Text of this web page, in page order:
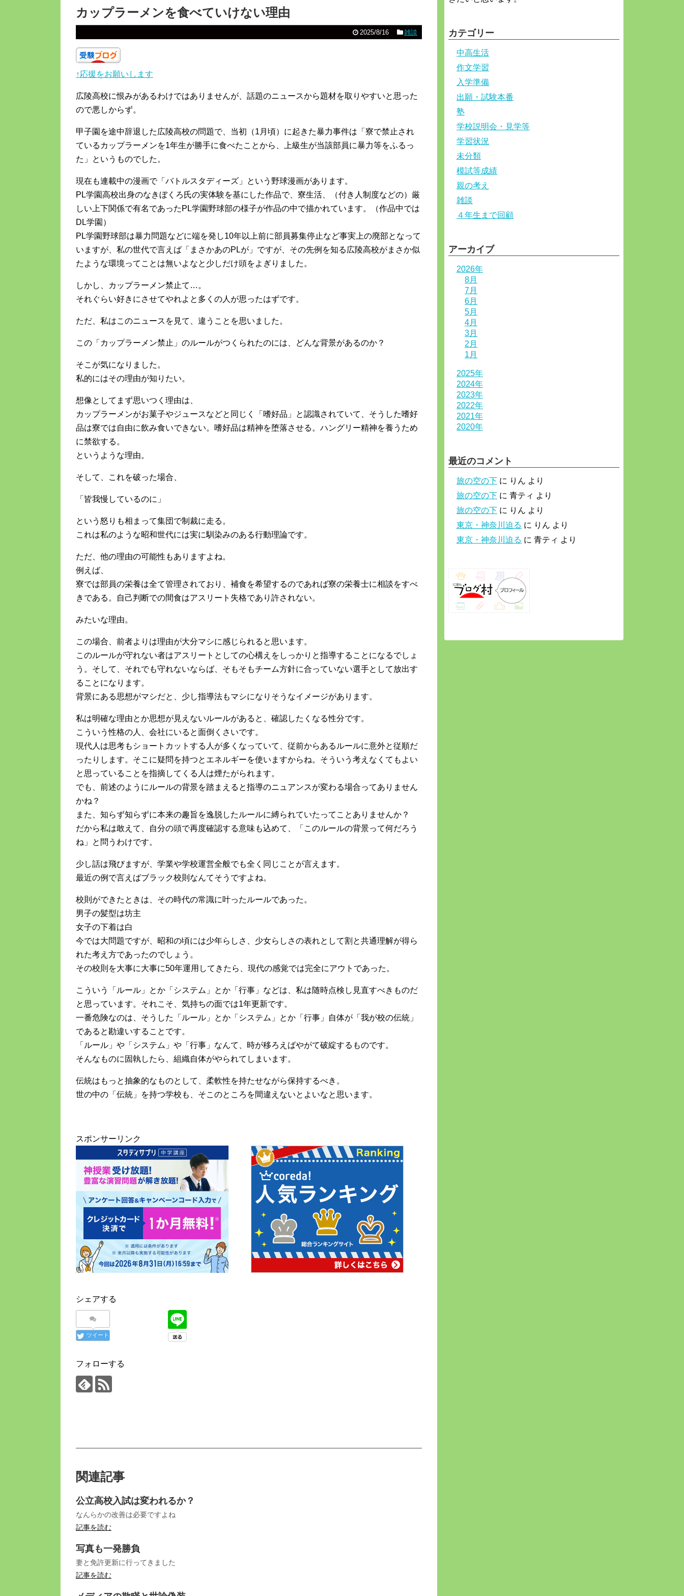
カップラーメンを食べていけない理由
2025/8/16 雑談
↑応援をお願いします
広陵高校に恨みがあるわけではありませんが、話題のニュースから題材を取りやすいと思った
ので悪しからず。
甲子園を途中辞退した広陵高校の問題で、当初（1月頃）に起きた暴力事件は「寮で禁止され
ているカップラーメンを1年生が勝手に食べたことから、上級生が当該部員に暴力等をふるっ
た」というものでした。
現在も連載中の漫画で「バトルスタディーズ」という野球漫画があります。
PL学園高校出身のなきぼくろ氏の実体験を基にした作品で、寮生活、（付き人制度などの）厳
しい上下関係で有名であったPL学園野球部の様子が作品の中で描かれています。（作品中では
DL学園）
PL学園野球部は暴力問題などに端を発し10年以上前に部員募集停止など事実上の廃部となって
いますが、私の世代で言えば「まさかあのPLが」ですが、その先例を知る広陵高校がまさか似
たような環境ってことは無いよなと少しだけ頭をよぎりました。
しかし、カップラーメン禁止て…。
それぐらい好きにさせてやれよと多くの人が思ったはずです。
ただ、私はこのニュースを見て、違うことを思いました。
この「カップラーメン禁止」のルールがつくられたのには、どんな背景があるのか？
そこが気になりました。
私的にはその理由が知りたい。
想像としてまず思いつく理由は、
カップラーメンがお菓子やジュースなどと同じく「嗜好品」と認識されていて、そうした嗜好
品は寮では自由に飲み食いできない。嗜好品は精神を堕落させる。ハングリー精神を養うため
に禁欲する。
というような理由。
そして、これを破った場合、
「皆我慢しているのに」
という怒りも相まって集団で制裁に走る。
これは私のような昭和世代には実に馴染みのある行動理論です。
ただ、他の理由の可能性もありますよね。
例えば、
寮では部員の栄養は全て管理されており、補食を希望するのであれば寮の栄養士に相談をすべ
きである。自己判断での間食はアスリート失格であり許されない。
みたいな理由。
この場合、前者よりは理由が大分マシに感じられると思います。
このルールが守れない者はアスリートとしての心構えをしっかりと指導することになるでしょ
う。そして、それでも守れないならば、そもそもチーム方針に合っていない選手として放出す
ることになります。
背景にある思想がマシだと、少し指導法もマシになりそうなイメージがあります。
私は明確な理由とか思想が見えないルールがあると、確認したくなる性分です。
こういう性格の人、会社にいると面倒くさいです。
現代人は思考もショートカットする人が多くなっていて、従前からあるルールに意外と従順だ
ったりします。そこに疑問を持つとエネルギーを使いますからね。そういう考えなくてもよい
と思っていることを指摘してくる人は煙たがられます。
でも、前述のようにルールの背景を踏まえると指導のニュアンスが変わる場合ってありません
かね？
また、知らず知らずに本来の趣旨を逸脱したルールに縛られていたってことありませんか？
だから私は敢えて、自分の頭で再度確認する意味も込めて、「このルールの背景って何だろう
ね」と問うわけです。
少し話は飛びますが、学業や学校運営全般でも全く同じことが言えます。
最近の例で言えばブラック校則なんてそうですよね。
校則ができたときは、その時代の常識に叶ったルールであった。
男子の髪型は坊主
女子の下着は白
今では大問題ですが、昭和の頃には少年らしさ、少女らしさの表れとして割と共通理解が得ら
れた考え方であったのでしょう。
その校則を大事に大事に50年運用してきたら、現代の感覚では完全にアウトであった。
こういう「ルール」とか「システム」とか「行事」などは、私は随時点検し見直すべきものだ
と思っています。それこそ、気持ちの面では1年更新です。
一番危険なのは、そうした「ルール」とか「システム」とか「行事」自体が「我が校の伝統」
であると勘違いすることです。
「ルール」や「システム」や「行事」なんて、時が移ろえばやがて破綻するものです。
そんなものに固執したら、組織自体がやられてしまいます。
伝統はもっと抽象的なものとして、柔軟性を持たせながら保持するべき。
世の中の「伝統」を持つ学校も、そこのところを間違えないとよいなと思います。
スポンサーリンク
シェアする
ツイート
フォローする
関連記事
公立高校入試は変われるか？
なんらかの改善は必要ですよね
記事を読む
写真も一発勝負
妻と免許更新に行ってきました
記事を読む
カテゴリー
中高生活
作文学習
入学準備
出願・試験本番
塾
学校説明会・見学等
学習状況
未分類
模試等成績
親の考え
雑談
４年生まで回顧
アーカイブ
2026年
8月
7月
6月
5月
4月
3月
2月
1月
2025年
2024年
2023年
2022年
2021年
2020年
最近のコメント
旅の空の下 に りん より
旅の空の下 に 青ティ より
旅の空の下 に りん より
東京・神奈川迫る に りん より
東京・神奈川迫る に 青ティ より